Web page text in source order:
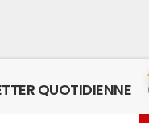
QUOTIDIENNE